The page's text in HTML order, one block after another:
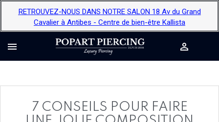
RETROUVEZ-NOUS DANS NOTRE SALON 18 Av du Grand
Cavalier à Antibes - Centre de bien-être Kallista
 
7 CONSEILS POUR FAIRE